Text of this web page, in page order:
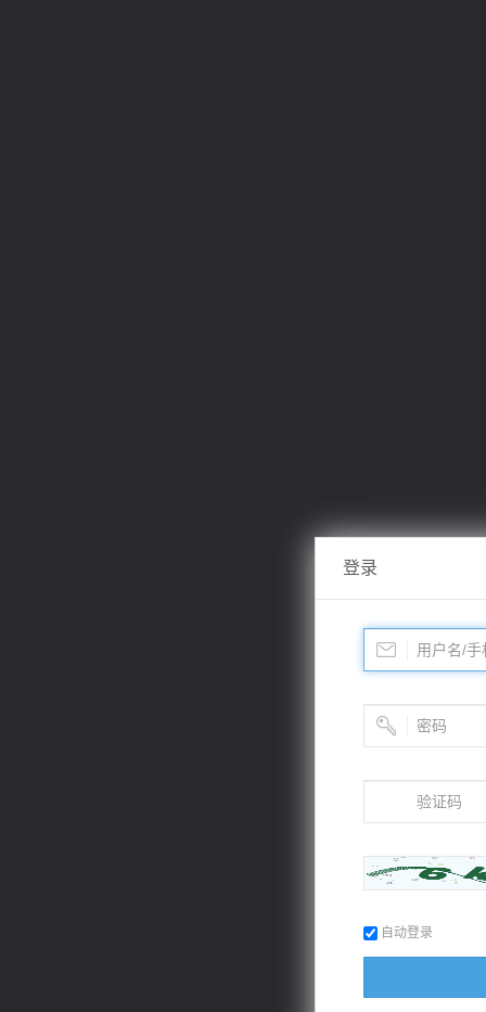
登录
自动登录